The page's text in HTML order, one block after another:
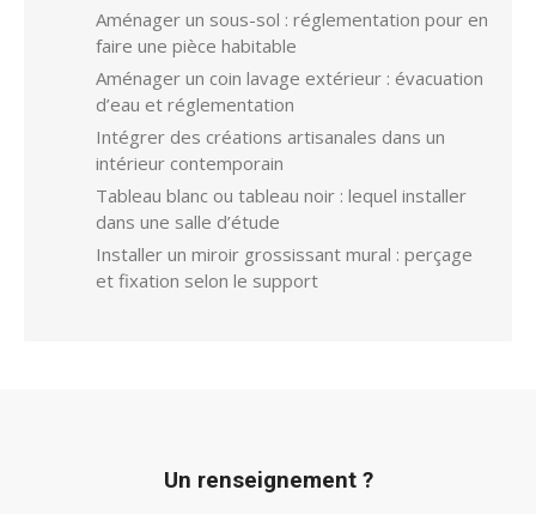
Aménager un sous-sol : réglementation pour en
faire une pièce habitable
Aménager un coin lavage extérieur : évacuation
d’eau et réglementation
Intégrer des créations artisanales dans un
intérieur contemporain
Tableau blanc ou tableau noir : lequel installer
dans une salle d’étude
Installer un miroir grossissant mural : perçage
et fixation selon le support
Un renseignement ?